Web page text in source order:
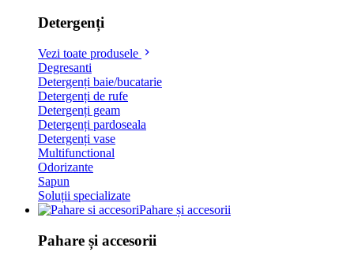
Detergenți
Vezi toate produsele
Degresanti
Detergenți baie/bucatarie
Detergenți de rufe
Detergenți geam
Detergenți pardoseala
Detergenți vase
Multifunctional
Odorizante
Sapun
Soluții specializate
Pahare și accesorii
Pahare și accesorii